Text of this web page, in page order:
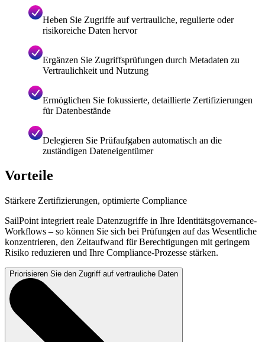
Heben Sie Zugriffe auf vertrauliche, regulierte oder
risikoreiche Daten hervor
Ergänzen Sie Zugriffsprüfungen durch Metadaten zu
Vertraulichkeit und Nutzung
Ermöglichen Sie fokussierte, detaillierte Zertifizierungen
für Datenbestände
Delegieren Sie Prüfaufgaben automatisch an die
zuständigen Dateneigentümer
Vorteile
Stärkere Zertifizierungen, optimierte Compliance
SailPoint integriert reale Datenzugriffe in Ihre Identitätsgovernance-
Workflows – so können Sie sich bei Prüfungen auf das Wesentliche
konzentrieren, den Zeitaufwand für Berechtigungen mit geringem
Risiko reduzieren und Ihre Compliance-Prozesse stärken.
Priorisieren Sie den Zugriff auf vertrauliche Daten